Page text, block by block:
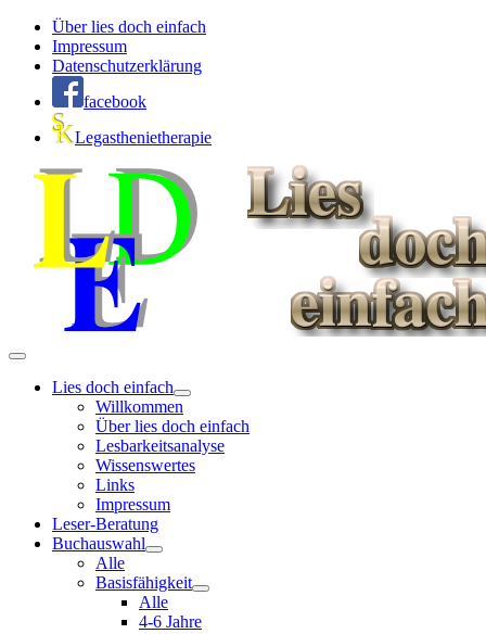
Über lies doch einfach
Impressum
Datenschutzerklärung
facebook
Legasthenietherapie
Lies doch einfach
Willkommen
Über lies doch einfach
Lesbarkeitsanalyse
Wissenswertes
Links
Impressum
Leser-Beratung
Buchauswahl
Alle
Basisfähigkeit
Alle
4-6 Jahre